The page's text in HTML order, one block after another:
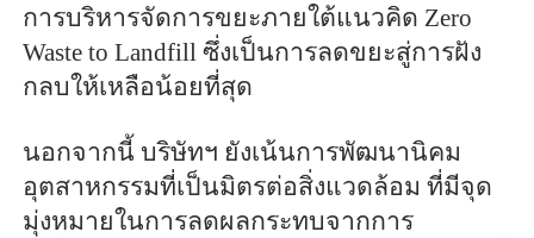
การบริหารจัดการขยะภายใต้แนวคิด Zero
Waste to Landfill ซึ่งเป็นการลดขยะสู่การฝัง
กลบให้เหลือน้อยที่สุด
นอกจากนี้ บริษัทฯ ยังเน้นการพัฒนานิคม
อุตสาหกรรมที่เป็นมิตรต่อสิ่งแวดล้อม ที่มีจุด
มุ่งหมายในการลดผลกระทบจากการ